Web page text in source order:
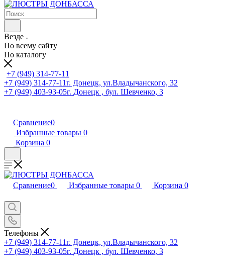
Везде
По всему сайту
По каталогу
+7 (949) 314-77-11
+7 (949) 314-77-11г. Донецк, ул.Владычанского, 32
+7 (949) 403-93-05г. Донецк , бул. Шевченко, 3
Сравнение0
Избранные товары 0
Корзина 0
Сравнение0 Избранные товары 0 Корзина 0
Телефоны
+7 (949) 314-77-11г. Донецк, ул.Владычанского, 32
+7 (949) 403-93-05г. Донецк , бул. Шевченко, 3